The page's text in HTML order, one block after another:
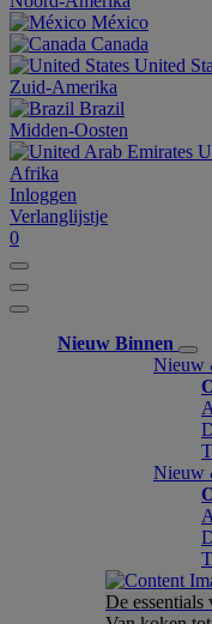
México
Canada
United
Zuid-Amerika
Brazil
Midden-Oosten
Afrika
Inloggen
Verlanglijstje
0
Nieuw Binnen
Nieuw
Nieuw
De essentials